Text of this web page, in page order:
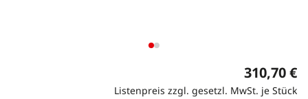
310,70 €
Listenpreis zzgl. gesetzl. MwSt. je Stück